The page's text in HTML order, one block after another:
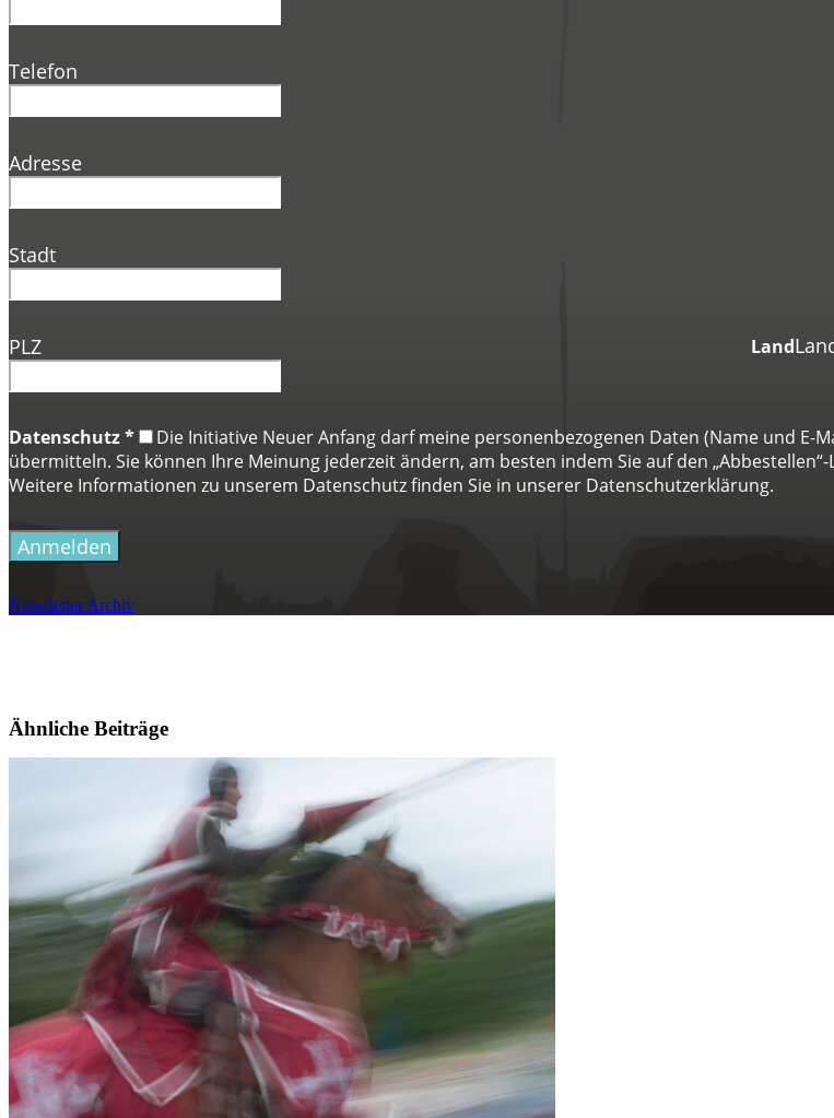
Telefon
Adresse
Stadt
PLZ Land
Datenschutz*
Die Initiative Neuer Anfang darf meine personenbezogenen Daten (Name und
übermitteln. Sie können Ihre Meinung jederzeit ändern, am besten indem Sie auf den
Weitere Informationen zu unserem Datenschutz finden Sie in unserer Datenschutzerklärung.
Anmelden
Newsletter Archiv
Ähnliche Beiträge